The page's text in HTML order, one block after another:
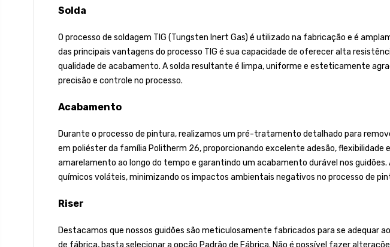
Solda
O processo de soldagem TIG (Tungsten Inert Gas) é utilizado na fabricação e é
das principais vantagens do processo TIG é sua capacidade de oferecer alta
qualidade de acabamento. A solda resultante é limpa, uniforme e esteticamente
precisão e controle no processo.
Acabamento
Durante o processo de pintura, realizamos um pré-tratamento detalhado para
em poliéster da família Politherm 26, proporcionando excelente adesão,
amarelamento ao longo do tempo e garantindo um acabamento durável nos
químicos voláteis, minimizando os impactos ambientais negativos no processo de
Riser
Destacamos que nossos guidões são meticulosamente fabricados para se adequar
de fábrica, basta selecionar a opção Padrão de Fábrica. Não é possível fazer